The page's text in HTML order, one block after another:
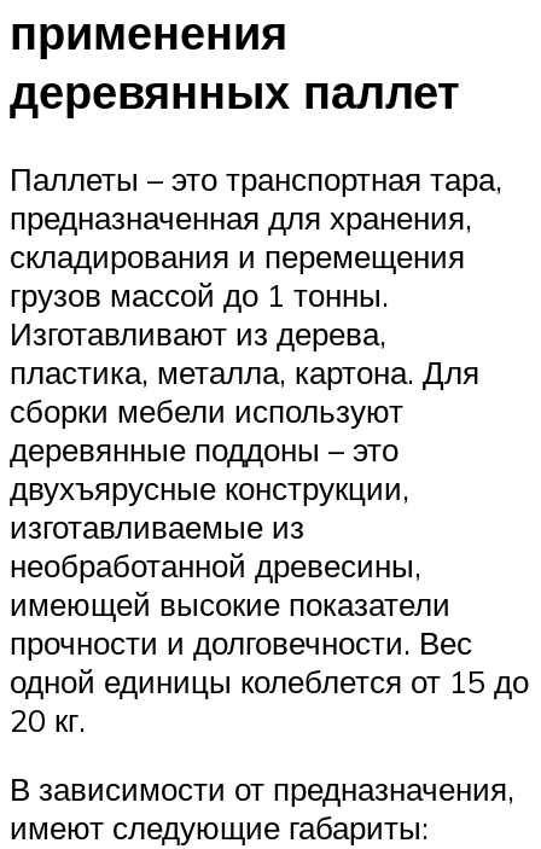
применения
деревянных паллет
Паллеты – это транспортная тара,
предназначенная для хранения,
складирования и перемещения
грузов массой до 1 тонны.
Изготавливают из дерева,
пластика, металла, картона. Для
сборки мебели используют
деревянные поддоны – это
двухъярусные конструкции,
изготавливаемые из
необработанной древесины,
имеющей высокие показатели
прочности и долговечности. Вес
одной единицы колеблется от 15 до
20 кг.
В зависимости от предназначения,
имеют следующие габариты: